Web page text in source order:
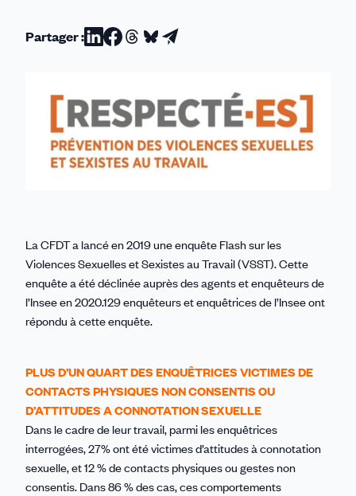
Partager :Partager
Linkedin
Partager
Facebook
Partager
Threads
Partager
Bluesky
Partager
email
La CFDT a lancé en 2019 une enquête Flash sur les
Violences Sexuelles et Sexistes au Travail (VSST). Cette
enquête a été déclinée auprès des agents et enquêteurs de
l’Insee en 2020.129 enquêteurs et enquêtrices de l’Insee ont
répondu à cette enquête.
PLUS D’UN QUART DES ENQUÊTRICES VICTIMES DE
CONTACTS PHYSIQUES NON CONSENTIS OU
D’ATTITUDES A CONNOTATION SEXUELLE
Dans le cadre de leur travail, parmi les enquêtrices
interrogées, 27% ont été victimes d’attitudes à connotation
sexuelle, et 12 % de contacts physiques ou gestes non
consentis. Dans 86 % des cas, ces comportements